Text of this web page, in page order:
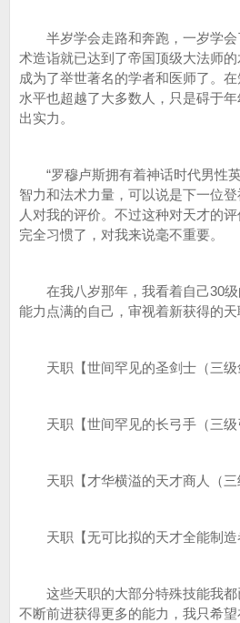
半岁学会走路和奔跑，一岁学会
术造诣就已达到了帝国顶级大法师
成为了举世著名的学者和医师了。
水平也超越了大多数人，只是碍于
出实力。
“罗穆卢斯拥有着神话时代男性
智力和法术力量，可以说是下一位
人对我的评价。不过这种对天才的
完全习惯了，对我来说毫不重要。
在我八岁那年，我看着自己30级
能力点满的自己，审视着新获得的天
天职【世间罕见的圣剑士（三级
天职【世间罕见的长弓手（三级
天职【才华横溢的天才商人（三
天职【无可比拟的天才全能制造
这些天职的大部分特殊技能我都
不断前进获得更多的能力，我只希